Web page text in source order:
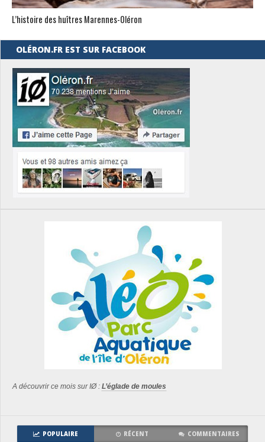
L’histoire des huîtres Marennes-0léron
OLÉRON.FR EST SUR FACEBOOK
A découvrir ce mois sur IØ : L’églade de moules
POPULAIRE RÉCENT COMMENTAIRES